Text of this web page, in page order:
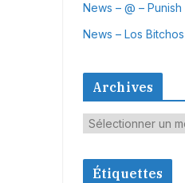
News – @ –
News – Los
Archives
A
c
Étiquettes